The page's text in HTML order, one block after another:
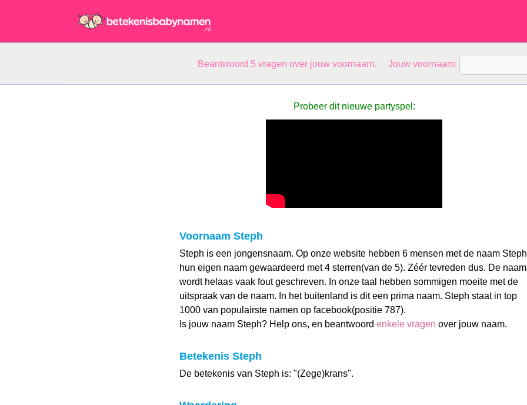
Beantwoord 5 vragen over jouw voornaam. Jouw voornaam:
Probeer dit nieuwe partyspel:
Voornaam Steph
Steph is een jongensnaam. Op onze website hebben 6 mensen met de naam Steph
hun eigen naam gewaardeerd met 4 sterren(van de 5). Zéér tevreden dus. De naam
wordt helaas vaak fout geschreven. In onze taal hebben sommigen moeite met de
uitspraak van de naam. In het buitenland is dit een prima naam. Steph staat in top
1000 van populairste namen op facebook(positie 787).
Is jouw naam Steph? Help ons, en beantwoord enkele vragen over jouw naam.
Betekenis Steph
De betekenis van Steph is: "(Zege)krans".